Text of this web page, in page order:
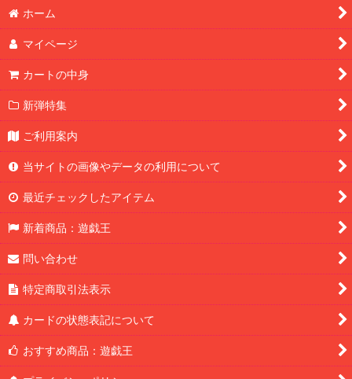
ホーム
マイページ
カートの中身
新弾特集
ご利用案内
当サイトの画像やデータの利用について
最近チェックしたアイテム
新着商品：遊戯王
問い合わせ
特定商取引法表示
カードの状態表記について
おすすめ商品：遊戯王